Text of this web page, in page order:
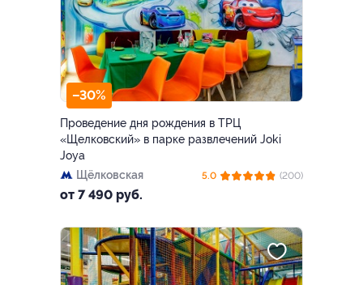
–30%
Проведение дня рождения в ТРЦ
«Щелковский» в парке развлечений Joki
Joya
Щёлковская
от 7 490 руб.
5.0 (200)